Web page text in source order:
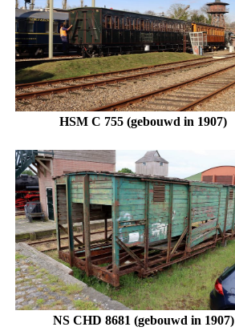
HSM C 755 (gebouwd in 1907)
NS CHD 8681 (gebouwd in 1907)